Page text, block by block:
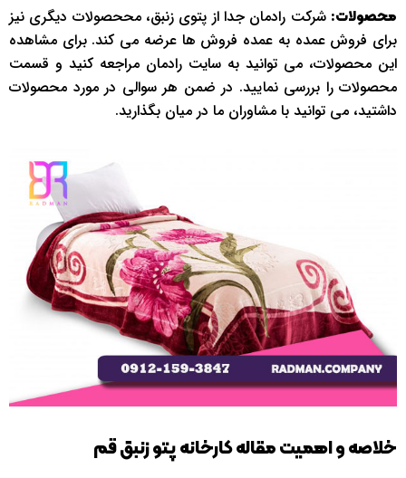
محصولات: شرکت رادمان جدا از پتوی زنبق، مححصولات دیگری نیز
برای فروش عمده به عمده فروش ها عرضه می کند. برای مشاهده
این محصولات، می توانید به سایت رادمان مراجعه کنید و قسمت
محصولات را بررسی نمایید. در ضمن هر سوالی در مورد محصولات
داشتید، می توانید با مشاوران ما در میان بگذارید.
خلاصه و اهمیت مقاله کارخانه پتو زنبق قم